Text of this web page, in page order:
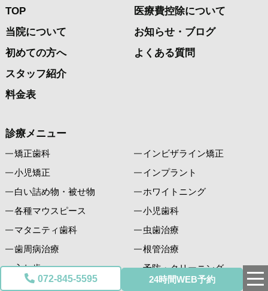
072-845-5595 24時間WEB予約
TOP
当院について
初めての方へ
スタッフ紹介
料金表
診療メニュー
矯正歯科
インビザライン矯正
小児矯正
インプラント
白い詰め物・被せ物
ホワイトニング
各種マウスピース
小児歯科
マタニティ歯科
虫歯治療
歯周病治療
根管治療
入れ歯
予防・クリーニング
親知らず
医療費控除について
お知らせ・ブログ
よくある質問